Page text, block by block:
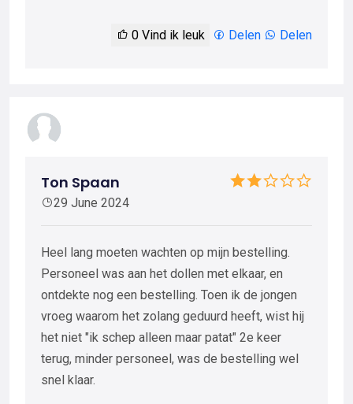
0 Vind ik leuk Delen Delen
Ton Spaan
29 June 2024
Heel lang moeten wachten op mijn bestelling.
Personeel was aan het dollen met elkaar, en
ontdekte nog een bestelling. Toen ik de jongen
vroeg waarom het zolang geduurd heeft, wist hij
het niet "ik schep alleen maar patat" 2e keer
terug, minder personeel, was de bestelling wel
snel klaar.